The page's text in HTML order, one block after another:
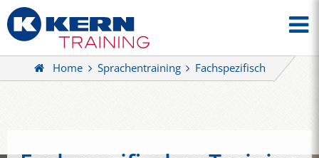
Home Sprachentraining Fachspezifisch